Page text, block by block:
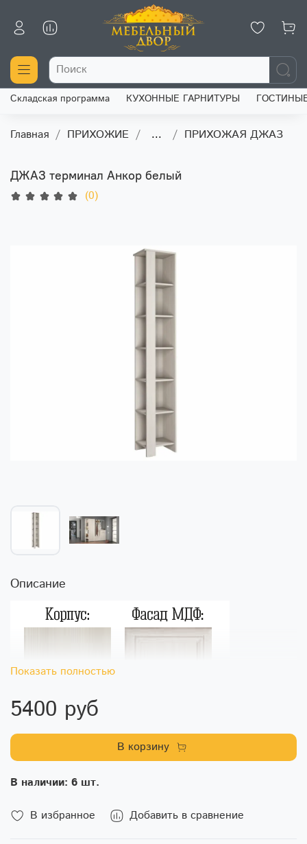
Складская программа КУХОННЫЕ ГАРНИТУРЫ
Главная ПРИХОЖИЕ ... ПРИХОЖАЯ ДЖАЗ
ДЖАЗ терминал Анкор белый
(0)
В избранное Добавить в сравнение
Описание
Показать полностью
5400 руб
В корзину
В наличии: 6 шт.